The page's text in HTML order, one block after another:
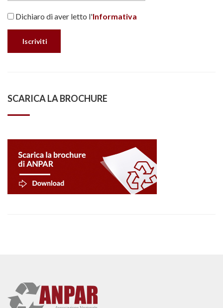
Dichiaro di aver letto l'Informativa
SCARICA LA BROCHURE